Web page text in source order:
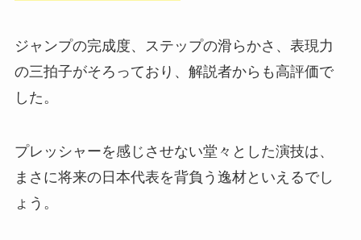
ジャンプの完成度、ステップの滑らかさ、表現力
の三拍子がそろっており、解説者からも高評価で
した。
プレッシャーを感じさせない堂々とした演技は、
まさに将来の日本代表を背負う逸材といえるでし
ょう。